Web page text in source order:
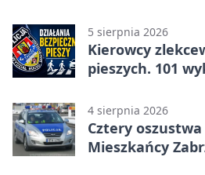
5 sierpnia 2026
Kierowcy
pieszych. 101
4 sierpnia 2026
Cztery
Mieszkańcy